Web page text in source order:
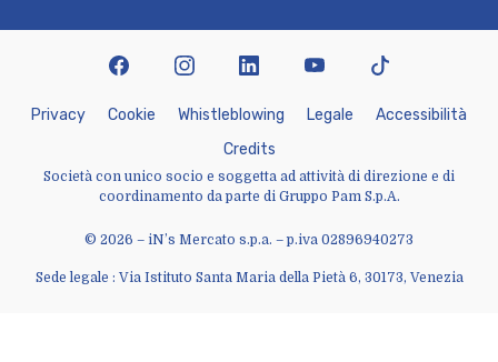
© 2026 – iN’s Mercato s.p.a. – p.iva 02896940273
Sede legale : Via Istituto Santa Maria della Pietà 6, 30173, Venezia
Privacy Cookie Whist eb owing Lega e Accessibi ità
Credits
Società con unico socio e soggetta ad attività di direzione e di
coordinamento da parte di Gruppo Pam S.p.A.
facebookinstagram linkedin youtubetiktok